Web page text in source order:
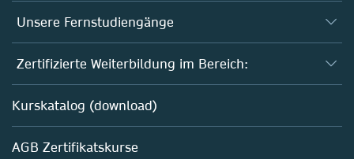
Unsere Fernstudiengänge
Fernstudium Biologie
Fernstudium B. Sc. Chemie
Fernstudium M. Sc. Biotechnologie
Zertifizierte Weiterbildung im Bereich:
AZAV-geförderte Weiterbildungskurse
Biotechnologie
Chemie
Kurskatalog (download)
AGB Zertifikatskurse